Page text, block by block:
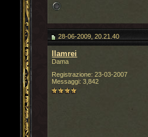
28-06-2009, 20.21.40
llamrei
Dama
Registrazione: 23-03-2007
Messaggi: 3,842